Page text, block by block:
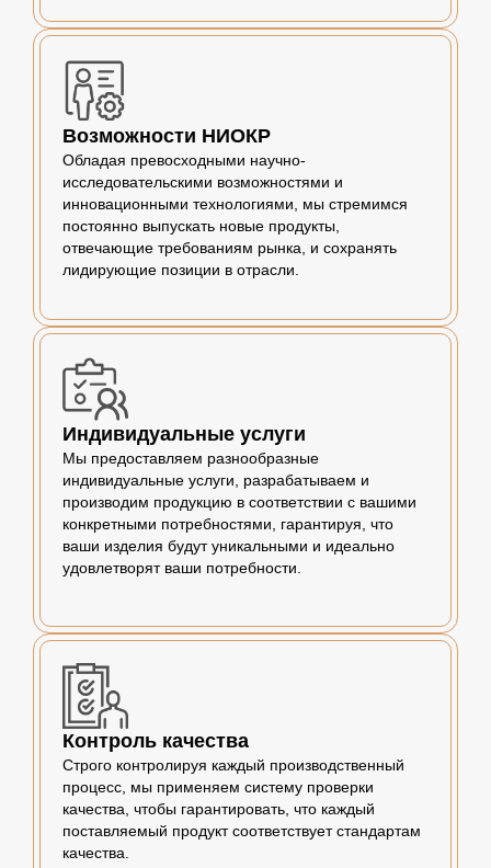
Возможности НИОКР
Обладая превосходными научно-
исследовательскими возможностями и
инновационными технологиями, мы стремимся
постоянно выпускать новые продукты,
отвечающие требованиям рынка, и сохранять
лидирующие позиции в отрасли.
Индивидуальные услуги
Мы предоставляем разнообразные
индивидуальные услуги, разрабатываем и
производим продукцию в соответствии с вашими
конкретными потребностями, гарантируя, что
ваши изделия будут уникальными и идеально
удовлетворят ваши потребности.
Контроль качества
Строго контролируя каждый производственный
процесс, мы применяем систему проверки
качества, чтобы гарантировать, что каждый
поставляемый продукт соответствует стандартам
качества.